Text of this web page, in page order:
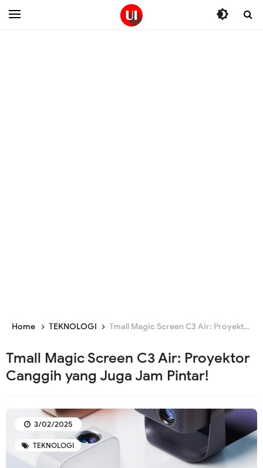
Home TEKNOLOGI Tmall Magic Screen C3 Air: Proyektor Canggih yang Juga Jam Pintar!
Tmall Magic Screen C3 Air: Proyektor
Canggih yang Juga Jam Pintar!
TEKNOLOGI
3/02/2025